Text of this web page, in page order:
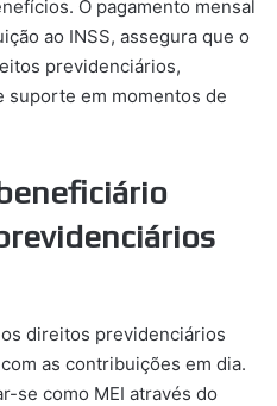
O pagamento mensal
ao INSS, assegura que o
previdenciários,
suporte em momentos de
direitos previdenciários
as contribuições em dia.
se como MEI através do